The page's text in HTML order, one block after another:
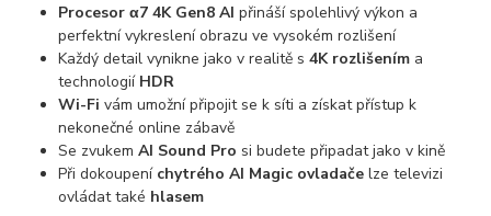
Procesor α7 4K Gen8 AI přináší spolehlivý výkon a
perfektní vykreslení obrazu ve vysokém rozlišení
Každý detail vynikne jako v realitě s4K rozlišením a
technologií HDR
Wi-Fi vám umožní připojit se k síti a získat přístup k
nekonečné online zábavě
Se zvukemAI Sound Pro si budete připadat jako v kině
Při dokoupení chytrého AI Magic ovladačelze televizi
ovládat také hlasem